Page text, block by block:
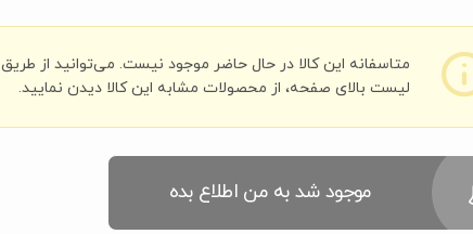
متاسفانه این کالا در حال حاضر موجود نیست. می‌توانید از طریق
لیست بالای صفحه، از محصولات مشابه این کالا دیدن نمایید.
موجود شد به من اطلاع بده